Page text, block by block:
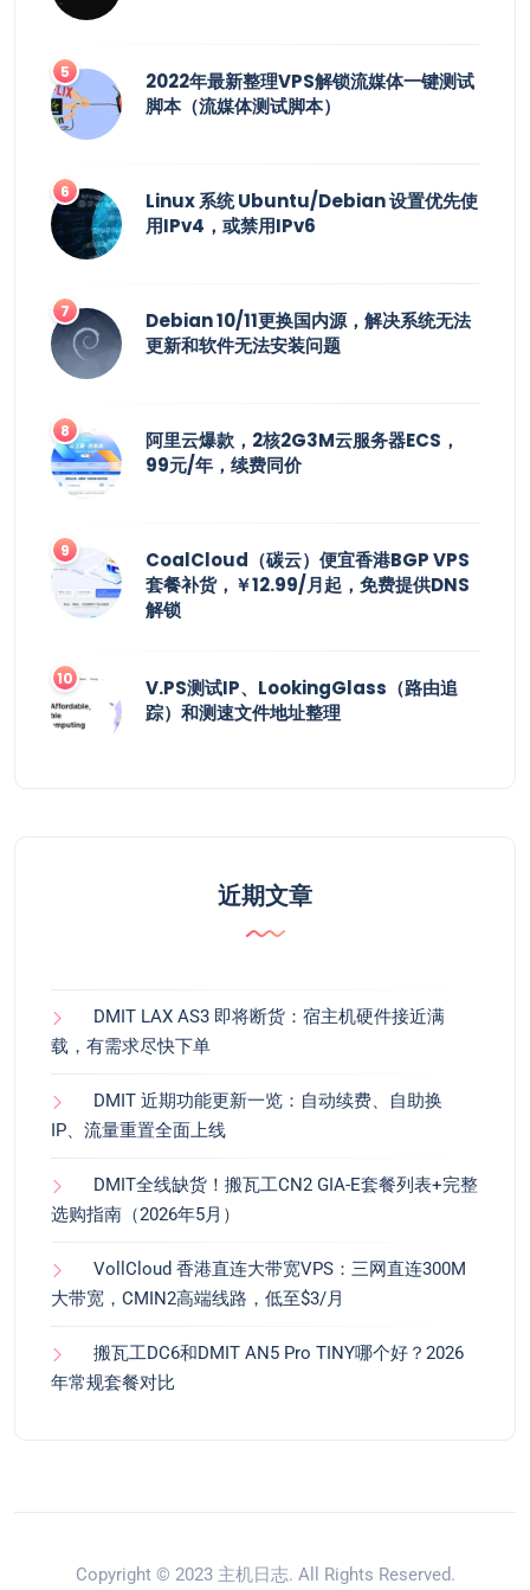
2022年最新整理VPS解锁流媒体一键测试
脚本（流媒体测试脚本）
Linux 系统 Ubuntu/Debian 设置优先使
用IPv4，或禁用IPv6
Debian 10/11更换国内源，解决系统无法
更新和软件无法安装问题
阿里云爆款，2核2G3M云服务器ECS，
99元/年，续费同价
CoalCloud（碳云）便宜香港BGP VPS
套餐补货，￥12.99/月起，免费提供DNS
解锁
V.PS测试IP、LookingGlass（路由追
踪）和测速文件地址整理
近期文章
DMIT LAX AS3 即将断货：宿主机硬件接近满
载，有需求尽快下单
DMIT 近期功能更新一览：自动续费、自助换
IP、流量重置全面上线
DMIT全线缺货！搬瓦工CN2 GIA-E套餐列表+完整
选购指南（2026年5月）
VollCloud 香港直连大带宽VPS：三网直连300M
大带宽，CMIN2高端线路，低至$3/月
搬瓦工DC6和DMIT AN5 Pro TINY哪个好？2026
年常规套餐对比
Copyright © 2023 主机日志. All Rights Reserved.